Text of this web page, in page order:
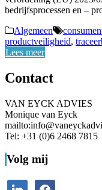
bedrijfsprocessen en –
Algemeen
productveiligheid,
Lees meer
Contact
VAN EYCK ADVIES
Monique van Eyck
Tel: +31 (0)6 2468 7815
Volg mij
linkedinfacebook